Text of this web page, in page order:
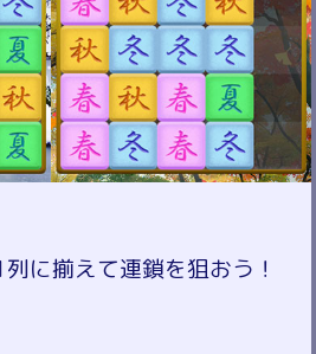
に揃えて連鎖を狙おう！